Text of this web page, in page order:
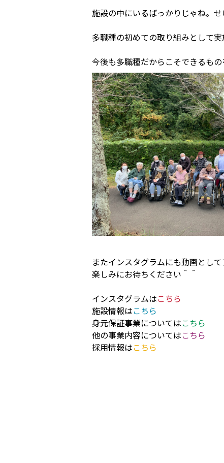
施設の中にいるばっかりじゃね。
多職種の初めての取り組みとして実
今後も多職種だからこそできるも
またインスタグラムにも動画として
楽しみにお待ちください＾＾
インスタグラムはこちら
施設情報はこちら
身元保証事業についてはこちら
他の事業内容についてはこちら
採用情報はこちら